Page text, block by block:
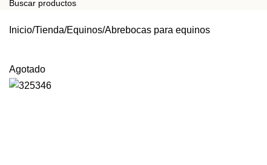
Search
Inicio Tienda Equinos Abrebocas para equinos
Agotado